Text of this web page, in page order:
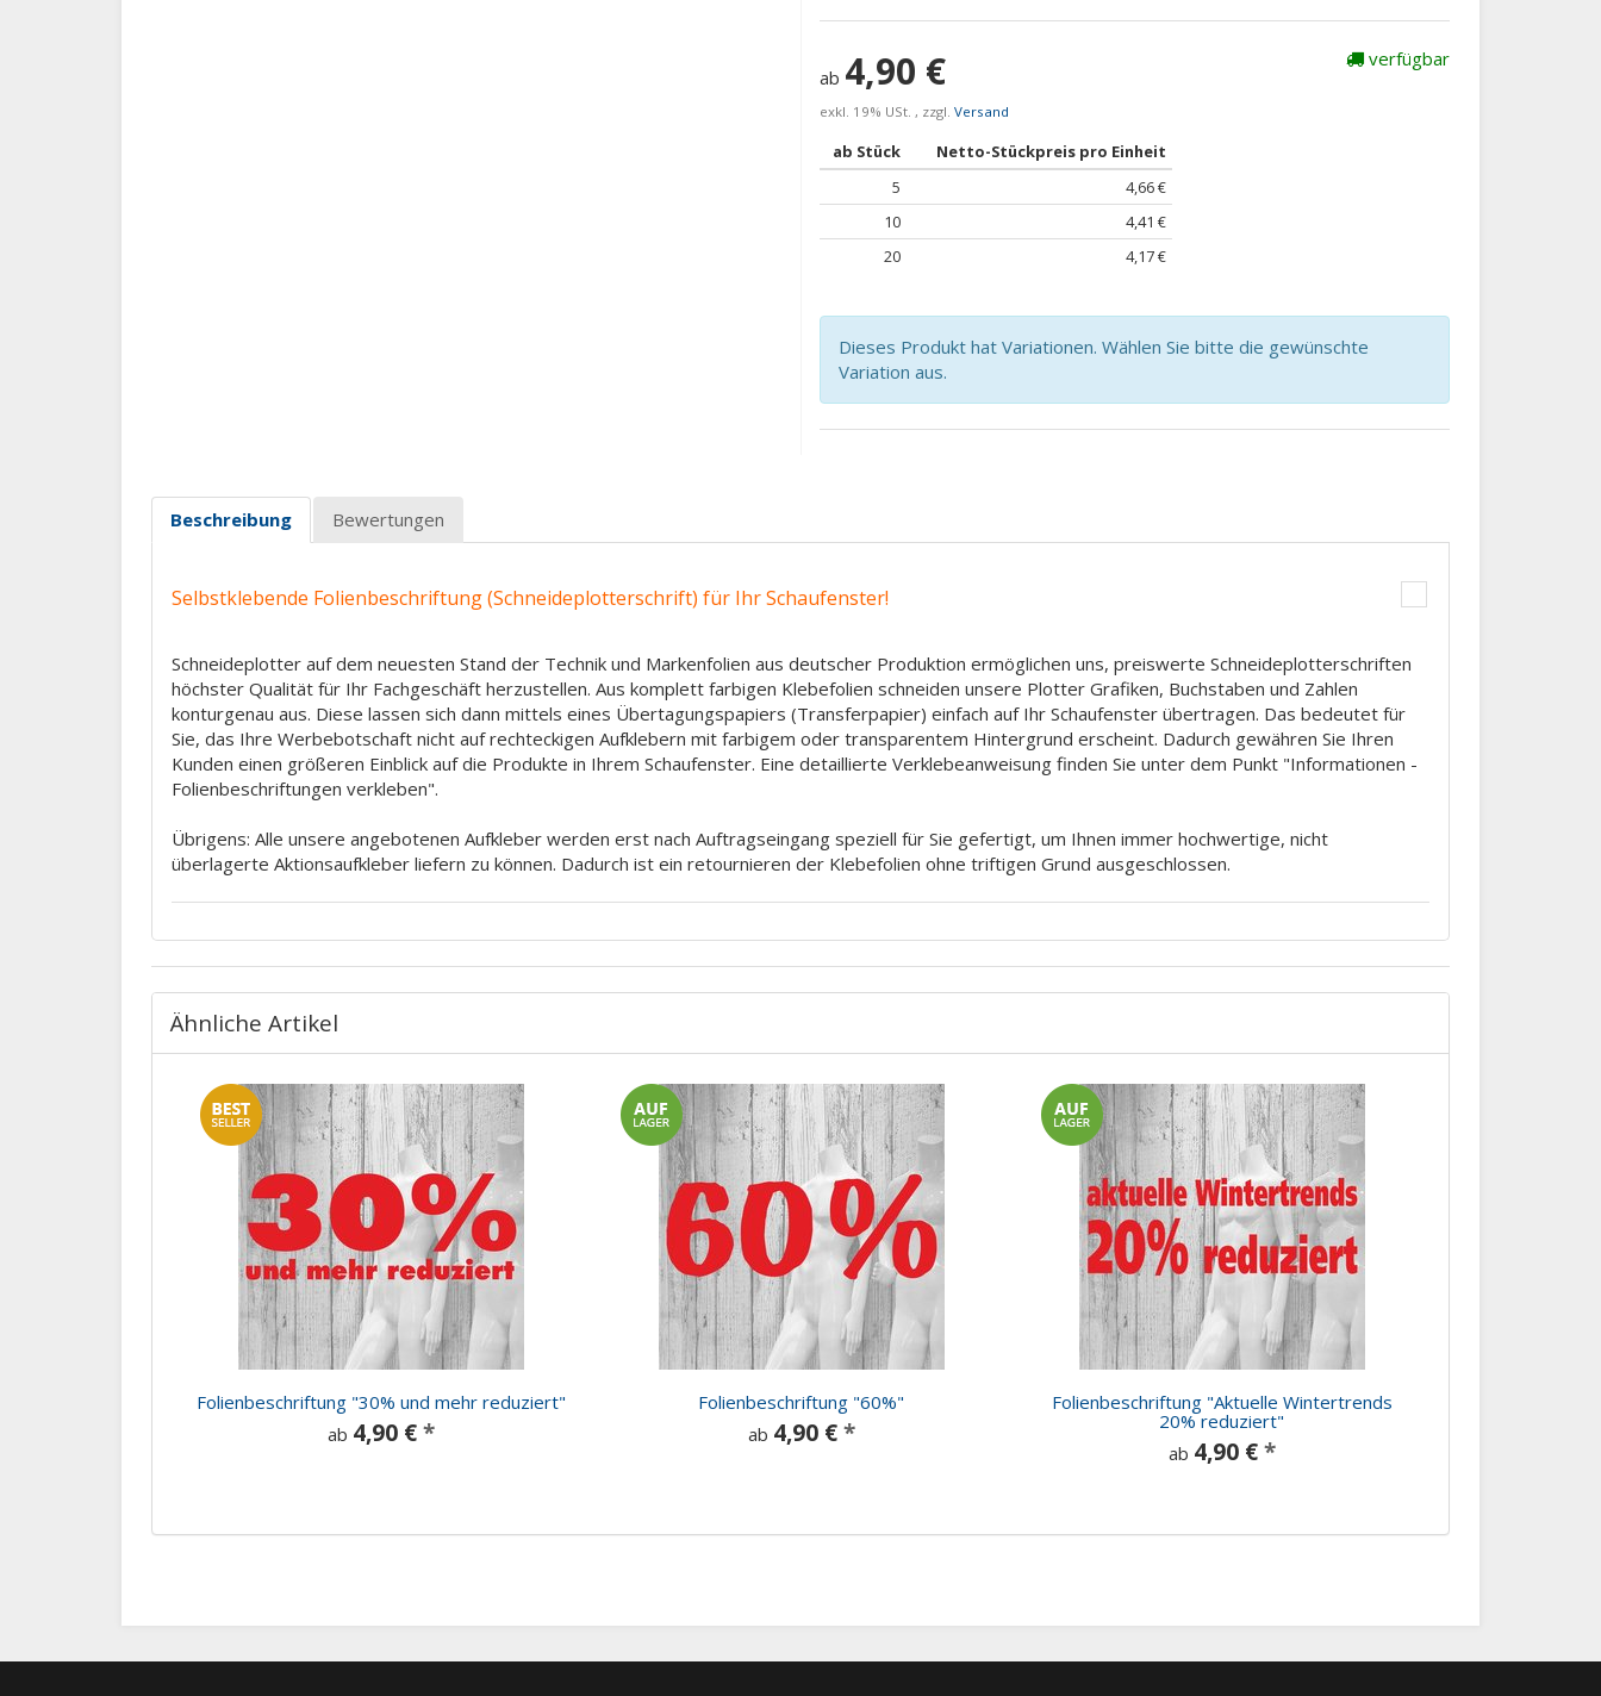
ab 4,90 €
exkl. 19% USt. , zzgl. Versand
ab Stück
Netto-Stückpreis pro Einheit
5
4,66 €
10
4,41 €
20
4,17 €
verfügbar
Dieses Produkt hat Variationen. Wählen Sie bitte die gewünschte
Variation aus.
Beschreibung Bewertungen
Selbstklebende Folienbeschriftung (Schneideplotterschrift) für Ihr Schaufenster!
Schneideplotter auf dem neuesten Stand der Technik und Markenfolien aus deutscher Produktion ermöglichen uns, preiswerte Schneideplotterschriften
höchster Qualität für Ihr Fachgeschäft herzustellen. Aus komplett farbigen Klebefolien schneiden unsere Plotter Grafiken, Buchstaben und Zahlen
konturgenau aus. Diese lassen sich dann mittels eines Übertagungspapiers (Transferpapier) einfach auf Ihr Schaufenster übertragen. Das bedeutet für
Sie, das Ihre Werbebotschaft nicht auf rechteckigen Aufklebern mit farbigem oder transparentem Hintergrund erscheint. Dadurch gewähren Sie Ihren
Kunden einen größeren Einblick auf die Produkte in Ihrem Schaufenster. Eine detaillierte Verklebeanweisung finden Sie unter dem Punkt "Informationen -
Folienbeschriftungen verkleben".
Übrigens: Alle unsere angebotenen Aufkleber werden erst nach Auftragseingang speziell für Sie gefertigt, um Ihnen immer hochwertige, nicht
überlagerte Aktionsaufkleber liefern zu können. Dadurch ist ein retournieren der Klebefolien ohne triftigen Grund ausgeschlossen.
Ähnliche Artikel
Folienbeschriftung "30% und mehr reduziert"
ab 4,90 € *
Folienbeschriftung "60%"
ab 4,90 € *
Folienbeschriftung "Aktuelle Wintertrends
20% reduziert"
ab 4,90 € *